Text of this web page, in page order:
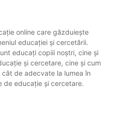
online care găzduiește
educației și cercetării.
educați copiii noștri, cine și
și cercetare, cine și cum
de adecvate la lumea în
de educație și cercetare.